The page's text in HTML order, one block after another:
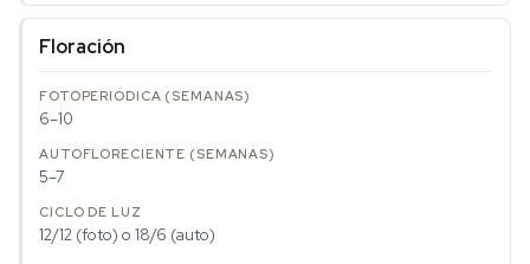
Floración
6–10
5–7
12/12 (foto) o 18/6 (auto)